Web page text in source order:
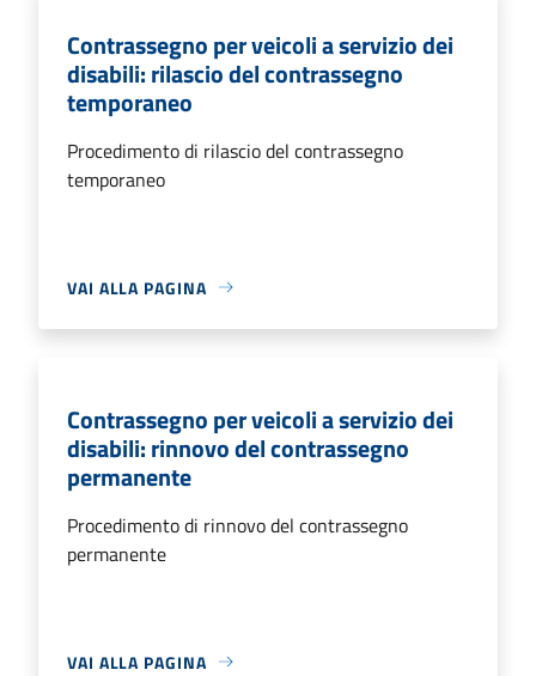
Contrassegno per veicoli a servizio dei
disabili: rilascio del contrassegno
temporaneo
Procedimento di rilascio del contrassegno
temporaneo
VAI ALLA PAGINA
Contrassegno per veicoli a servizio dei
disabili: rinnovo del contrassegno
permanente
Procedimento di rinnovo del contrassegno
permanente
VAI ALLA PAGINA